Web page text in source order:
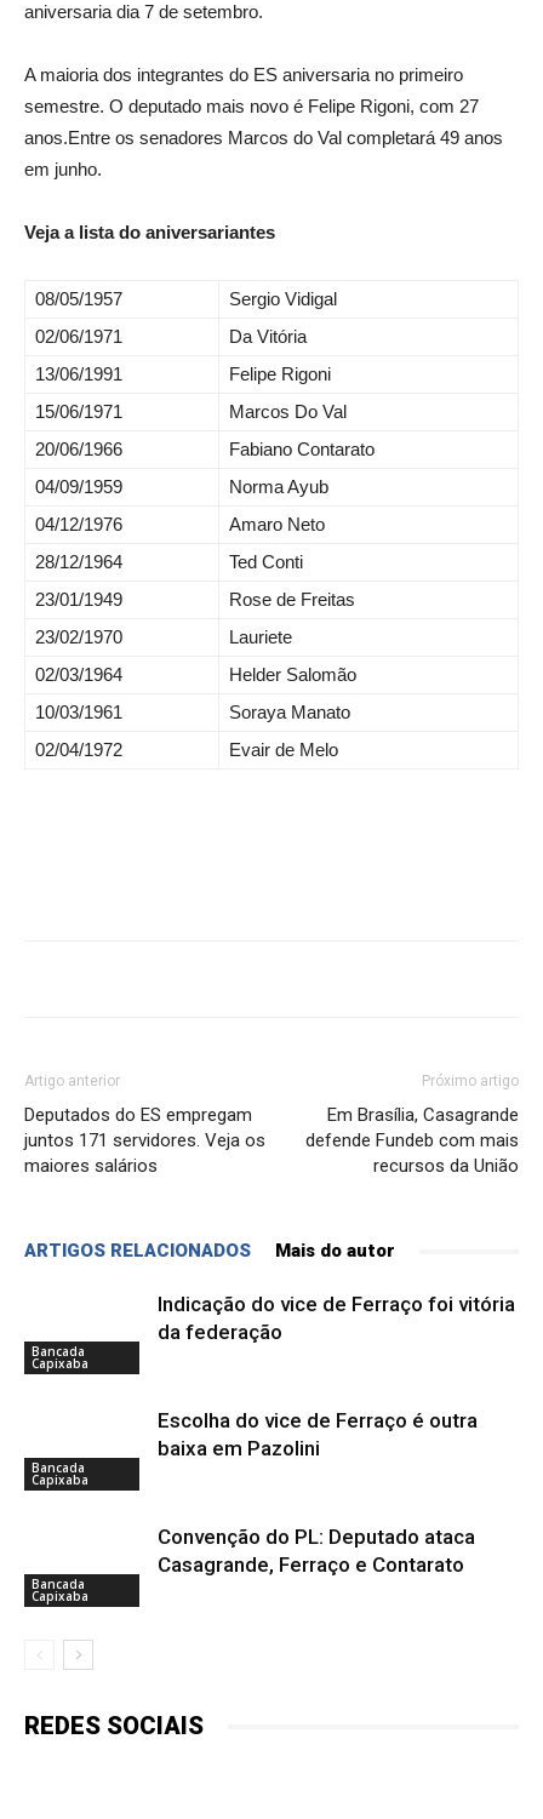
aniversaria dia 7 de setembro.
A maioria dos integrantes do ES aniversaria no primeiro
semestre. O deputado mais novo é Felipe Rigoni, com 27
anos.Entre os senadores Marcos do Val completará 49 anos
em junho.
Veja a lista do aniversariantes
08/05/1957
Sergio Vidigal
02/06/1971
Da Vitória
13/06/1991
Felipe Rigoni
15/06/1971
Marcos Do Val
20/06/1966
Fabiano Contarato
04/09/1959
Norma Ayub
04/12/1976
Amaro Neto
28/12/1964
Ted Conti
23/01/1949
Rose de Freitas
23/02/1970
Lauriete
02/03/1964
Helder Salomão
10/03/1961
Soraya Manato
02/04/1972
Evair de Melo
Artigo anterior
Deputados do ES empregam
juntos 171 servidores. Veja os
maiores salários
Próximo artigo
Em Brasília, Casagrande
defende Fundeb com mais
recursos da União
ARTIGOS RELACIONADOS Mais do autor
Bancada
Capixaba
Indicação do vice de Ferraço foi vitória
da federação
Bancada
Capixaba
Escolha do vice de Ferraço é outra
baixa em Pazolini
Bancada
Capixaba
Convenção do PL: Deputado ataca
Casagrande, Ferraço e Contarato
REDES SOCIAIS